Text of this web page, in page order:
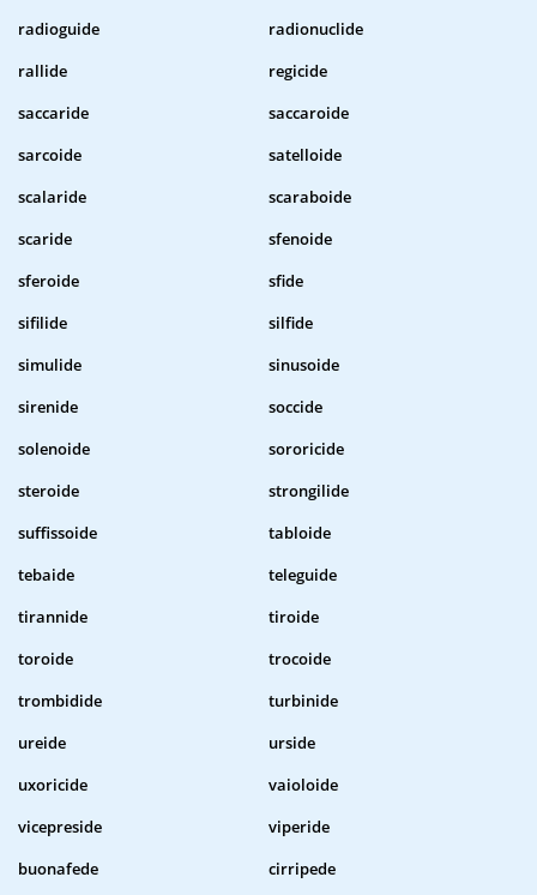
radioguide
radionuclide
rallide
regicide
saccaride
saccaroide
sarcoide
satelloide
scalaride
scaraboide
scaride
sfenoide
sferoide
sfide
sifilide
silfide
simulide
sinusoide
sirenide
soccide
solenoide
sororicide
steroide
strongilide
suffissoide
tabloide
tebaide
teleguide
tirannide
tiroide
toroide
trocoide
trombidide
turbinide
ureide
urside
uxoricide
vaioloide
vicepreside
viperide
buonafede
cirripede